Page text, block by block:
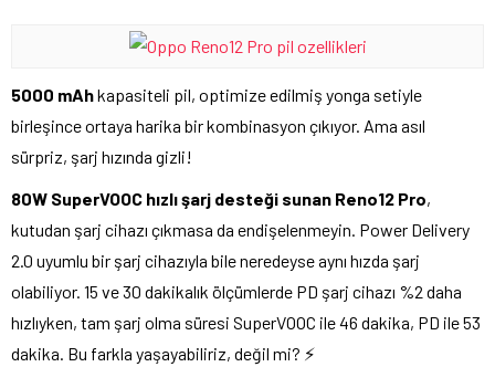
5000 mAhkapasiteli pil, optimize edilmiş yonga setiyle
birleşince ortaya harika bir kombinasyon çıkıyor. Ama asıl
sürpriz, şarj hızında gizli!
80W SuperVOOC hızlı şarj desteği sunan Reno12 Pro,
kutudan şarj cihazı çıkmasa da endişelenmeyin. Power Delivery
2.0 uyumlu bir şarj cihazıyla bile neredeyse aynı hızda şarj
olabiliyor. 15 ve 30 dakikalık ölçümlerde PD şarj cihazı %2 daha
hızlıyken, tam şarj olma süresi SuperVOOC ile 46 dakika, PD ile 53
dakika. Bu farkla yaşayabiliriz, değil mi? ⚡️